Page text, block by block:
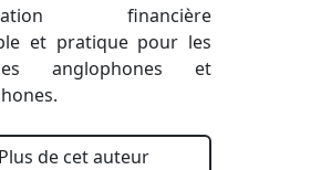
financière
et pratique pour les
anglophones et
Plus de cet auteur